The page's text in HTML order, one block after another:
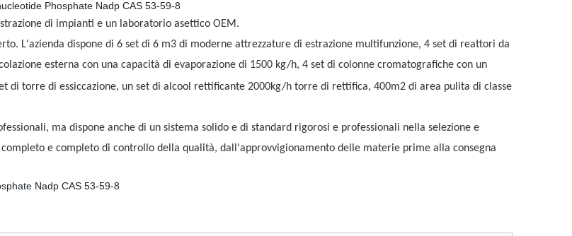
di impianti e un laboratorio asettico OEM.
L'azienda dispone di 6 set di 6 m3 di moderne attrezzature di estrazione multifunzione, 4 set di reattori da
esterna con una capacità di evaporazione di 1500 kg/h, 4 set di colonne cromatografiche con un
di torre di essiccazione, un set di alcool rettificante 2000kg/h torre di rettifica, 400m2 di area pulita di classe
ma dispone anche di un sistema solido e di standard rigorosi e professionali nella selezione e
e completo di controllo della qualità, dall'approvvigionamento delle materie prime alla consegna